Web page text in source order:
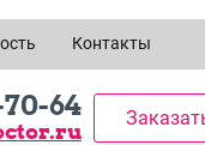
Контакты
64